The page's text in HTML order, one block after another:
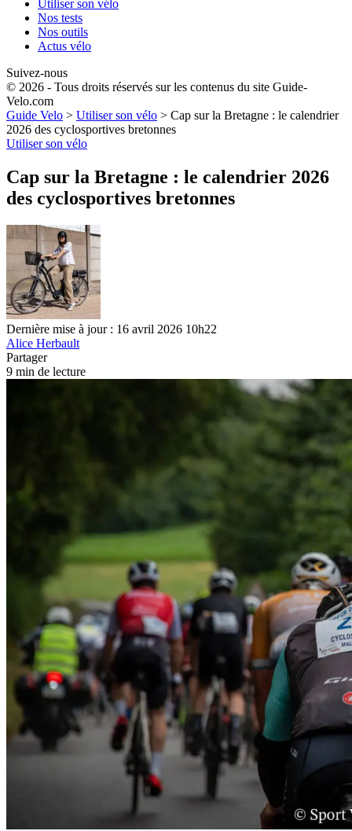
Utiliser son vélo
Nos tests
Nos outils
Actus vélo
Suivez-nous
© 2026 - Tous droits réservés sur les contenus du site Guide-
Velo.com
Guide Velo > Utiliser son vélo > Cap sur la Bretagne : le calendrier
2026 des cyclosportives bretonnes
Utiliser son vélo
Cap sur la Bretagne : le calendrier 2026
des cyclosportives bretonnes
Dernière mise à jour : 16 avril 2026 10h22
Alice Herbault
Partager
9 min de lecture